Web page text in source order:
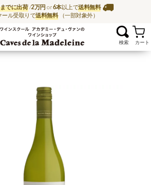
でに出荷/2万円 or6本以上で送料無料
受取りで送料無料 （一部対象外）
ワイン通販ならワイ
お気に入